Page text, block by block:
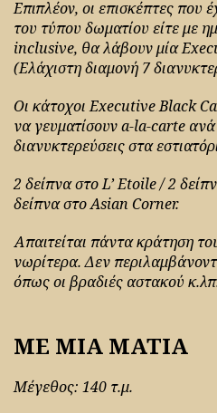
Επιπλέον, οι επισκέπτες που
του τύπου δωματίου είτε με
inclusive, θα λάβουν μία
(Ελάχιστη διαμονή 7
Οι κάτοχοι Executive Black
να γευματίσουν a-la-carte ανά
διανυκτερεύσεις στα
2 δείπνα στο L’ Etoile / 2
δείπνα στο Asian Corner.
Απαιτείται πάντα κράτηση
νωρίτερα. Δεν
όπως οι βραδιές αστακού
ΜΕ ΜΙΑ ΜΑΤΙΑ
Μέγεθος: 140 τ.μ.